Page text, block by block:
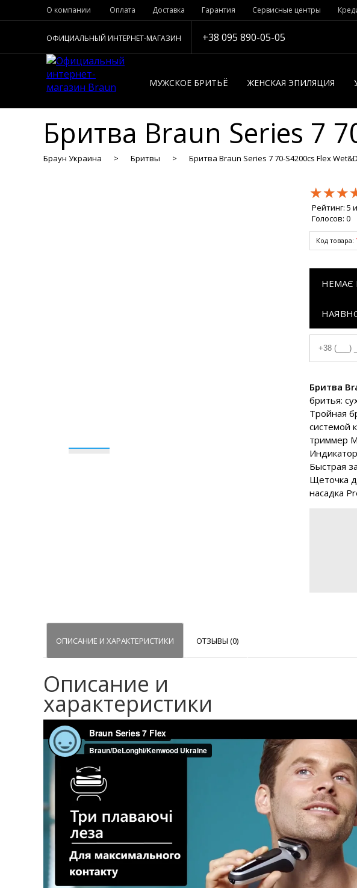
О компании Оплата Доставка Гарантия Сервисные центры
ОФИЦИАЛЬНЫЙ ИНТЕРНЕТ-МАГАЗИН +38 095 890-05-05
МУЖСКОЕ БРИТЬЁ ЖЕНСКАЯ ЭПИЛЯЦИЯ
Бритва Braun Series 7
Браун Украина Бритвы Бритва Braun Series 7 70-S4200cs Flex
Рейтинг: 5
Голосов: 0
Код товара:
НЕМАЄ
Бритва
бритья:
Тройная
системой
триммер
Быстрая
Щеточка
насадка
ОПИСАНИЕ И ХАРАКТЕРИСТИКИ ОТЗЫВЫ (0)
Описание и
характеристики